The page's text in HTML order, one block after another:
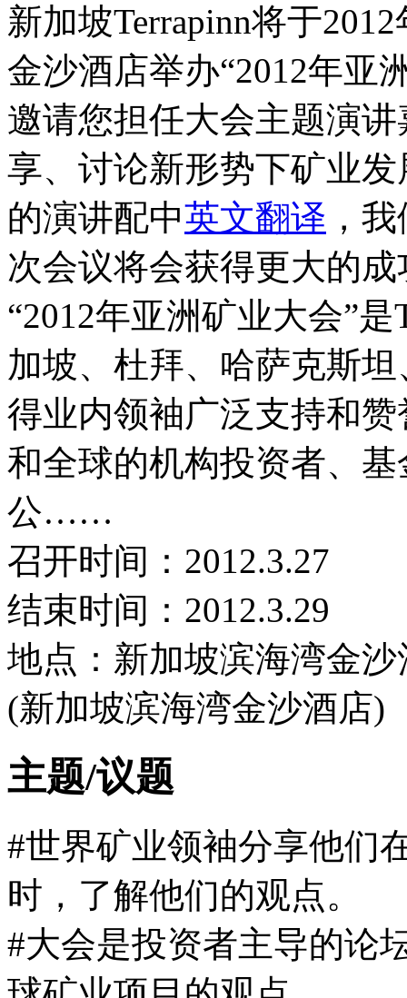
新加坡Terrapinn将于
金沙酒店举办“2012年亚
邀请您担任大会主题演
享、讨论新形势下矿业
的演讲配中英文翻译 ，
次会议将会获得更大的成
“2012年亚洲矿业大会”
加坡、杜拜、哈萨克斯
得业内领袖广泛支持和
和全球的机构投资者、
公……
召开时间：2012.3.27
结束时间：2012.3.29
地点：新加坡滨海湾金沙
(新加坡滨海湾金沙酒店)
主题/议题
#世界矿业领袖分享他们
时，了解他们的观点。
#大会是投资者主导的论